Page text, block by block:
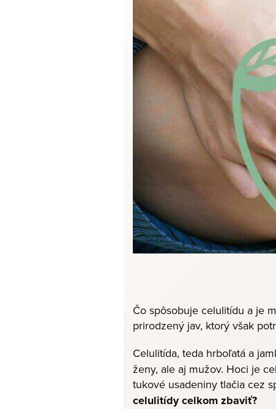
Čo spôsobuje celulitídu a je
prirodzený jav, ktorý však
Celulitída, teda hrboľatá a
ženy, ale aj mužov. Hoci je
tukové usadeniny tlačia cez
celulitídy celkom zbaviť?